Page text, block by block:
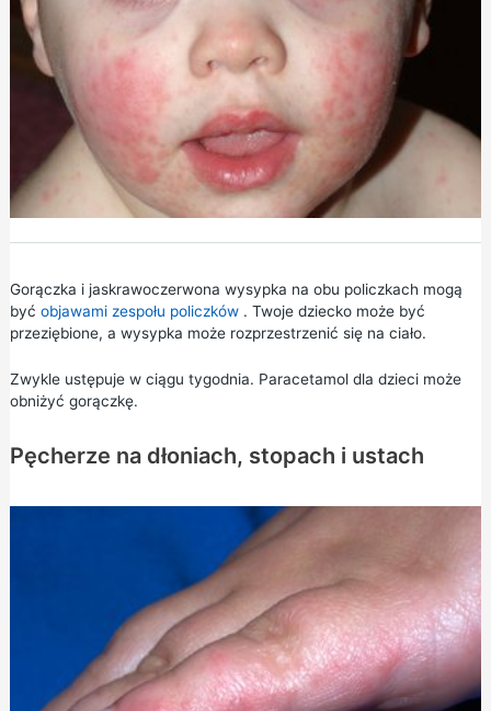
Gorączka i jaskrawoczerwona wysypka na obu policzkach mogą
być objawami zespołu policzków. Twoje dziecko może być
przeziębione, a wysypka może rozprzestrzenić się na ciało.
Zwykle ustępuje w ciągu tygodnia. Paracetamol dla dzieci może
obniżyć gorączkę.
Pęcherze na dłoniach, stopach i ustach